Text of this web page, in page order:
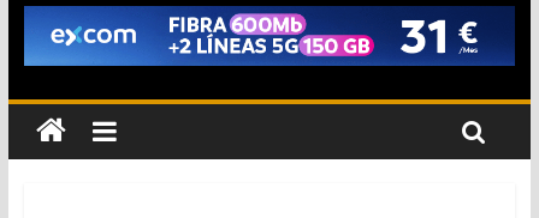
La Entraeta Festera llena de ambiente la calle Marqués de
Campo con la recepción a la Capitanía Cristiana